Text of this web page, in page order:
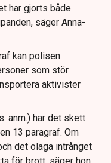
har gjorts både
säger Anna-
kan polisen
som stör
aktivister
anm.) har det skett
13 paragraf. Om
det olaga intrånget